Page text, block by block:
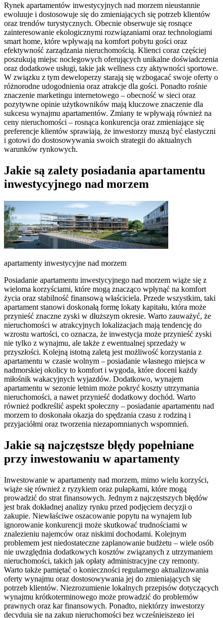
Rynek apartamentów inwestycyjnych nad morzem nieustannie
ewoluuje i dostosowuje się do zmieniających się potrzeb klientów
oraz trendów turystycznych. Obecnie obserwuje się rosnące
zainteresowanie ekologicznymi rozwiązaniami oraz technologiami
smart home, które wpływają na komfort pobytu gości oraz
efektywność zarządzania nieruchomością. Klienci coraz częściej
poszukują miejsc noclegowych oferujących unikalne doświadczenia
oraz dodatkowe usługi, takie jak wellness czy aktywności sportowe.
W związku z tym deweloperzy starają się wzbogacać swoje oferty o
różnorodne udogodnienia oraz atrakcje dla gości. Ponadto rośnie
znaczenie marketingu internetowego – obecność w sieci oraz
pozytywne opinie użytkowników mają kluczowe znaczenie dla
sukcesu wynajmu apartamentów. Zmiany te wpływają również na
ceny nieruchomości – rosnąca konkurencja oraz zmieniające się
preferencje klientów sprawiają, że inwestorzy muszą być elastyczni
i gotowi do dostosowywania swoich strategii do aktualnych
warunków rynkowych.
Jakie są zalety posiadania apartamentu
inwestycyjnego nad morzem
apartamenty inwestycyjne nad morzem
Posiadanie apartamentu inwestycyjnego nad morzem wiąże się z
wieloma korzyściami, które mogą znacząco wpłynąć na komfort
życia oraz stabilność finansową właściciela. Przede wszystkim, taki
apartament stanowi doskonałą formę lokaty kapitału, która może
przynieść znaczne zyski w dłuższym okresie. Warto zauważyć, że
nieruchomości w atrakcyjnych lokalizacjach mają tendencję do
wzrostu wartości, co oznacza, że inwestycja może przynieść zyski
nie tylko z wynajmu, ale także z ewentualnej sprzedaży w
przyszłości. Kolejną istotną zaletą jest możliwość korzystania z
apartamentu w czasie wolnym – posiadanie własnego miejsca w
nadmorskiej okolicy to komfort i wygoda, które doceni każdy
miłośnik wakacyjnych wyjazdów. Dodatkowo, wynajem
apartamentu w sezonie letnim może pokryć koszty utrzymania
nieruchomości, a nawet przynieść dodatkowy dochód. Warto
również podkreślić aspekt społeczny – posiadanie apartamentu nad
morzem to doskonała okazja do spędzania czasu z rodziną i
przyjaciółmi oraz tworzenia niezapomnianych wspomnień.
Jakie są najczęstsze błędy popełniane
przy inwestowaniu w apartamenty
Inwestowanie w apartamenty nad morzem, mimo wielu korzyści,
wiąże się również z ryzykiem oraz pułapkami, które mogą
prowadzić do strat finansowych. Jednym z najczęstszych błędów
jest brak dokładnej analizy rynku przed podjęciem decyzji o
zakupie. Niewłaściwe oszacowanie popytu na wynajem lub
ignorowanie konkurencji może skutkować trudnościami w
znalezieniu najemców oraz niskimi dochodami. Kolejnym
problemem jest niedostateczne zaplanowanie budżetu – wiele osób
nie uwzględnia dodatkowych kosztów związanych z utrzymaniem
nieruchomości, takich jak opłaty administracyjne czy remonty.
Warto także pamiętać o konieczności regularnego aktualizowania
oferty wynajmu oraz dostosowywania jej do zmieniających się
potrzeb klientów. Niezrozumienie lokalnych przepisów dotyczących
wynajmu krótkoterminowego może prowadzić do problemów
prawnych oraz kar finansowych. Ponadto, niektórzy inwestorzy
decydują się na zakup nieruchomości bez wcześniejszego jej